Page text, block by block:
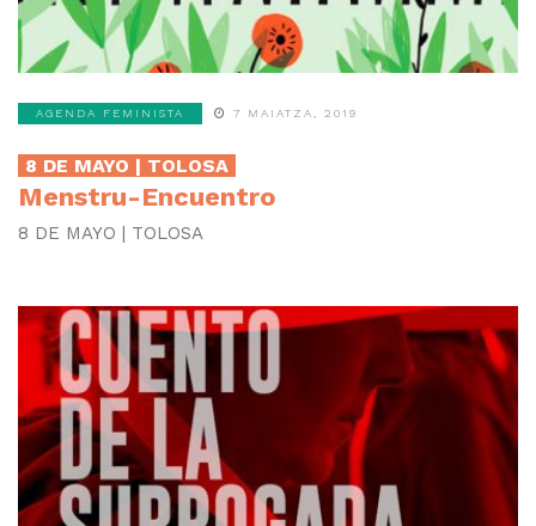
AGENDA FEMINISTA 7 MAIATZA, 2019
8 DE MAYO | TOLOSA
Menstru-Encuentro
8 DE MAYO | TOLOSA